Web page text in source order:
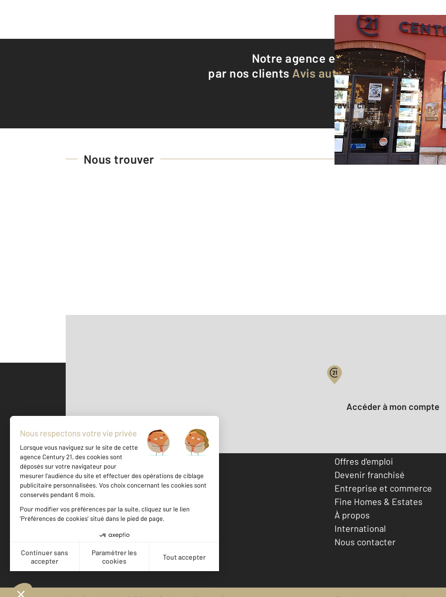
Notre agence est notée9,4/10
par nos clients Avis authentifiés par
Voir tous les avis clients
Nous trouver
500 m ©Mappy
Votre compte :
Accéder à mon compte
Votre agence est notée
Achat
10
Offres d'emploi
Devenir franchisé
Entreprise et commerce
Fine Homes & Estates
À propos
International
Nous contacter